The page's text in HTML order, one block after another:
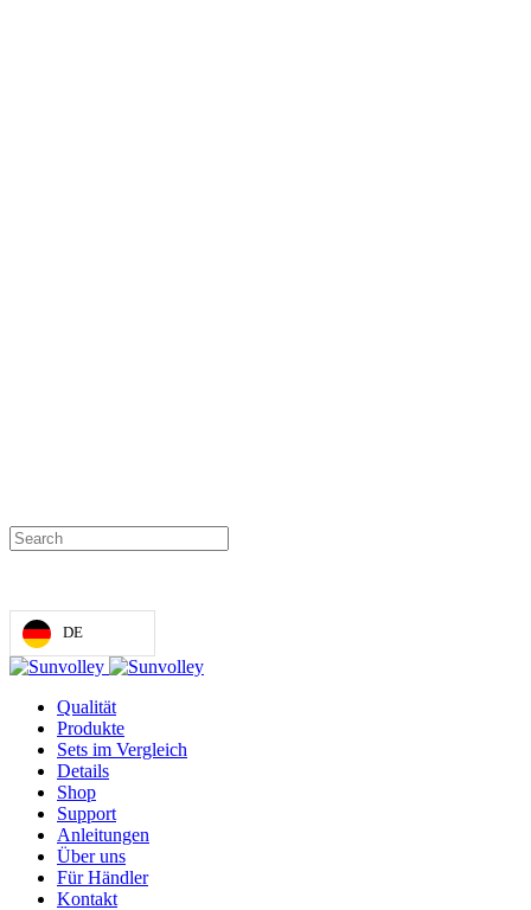
DE
Qualität
Produkte
Sets im Vergleich
Details
Shop
Support
Anleitungen
Über uns
Für Händler
Kontakt